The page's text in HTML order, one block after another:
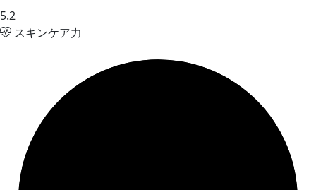
5.2
スキンケア力